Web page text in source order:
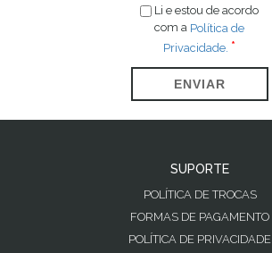
Li e estou de acordo
com a Política de
Privacidade.
ENVIAR
SUPORTE
POLÍTICA DE TROCAS
FORMAS DE PAGAMENTO
POLÍTICA DE PRIVACIDADE